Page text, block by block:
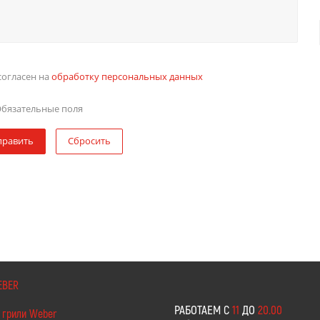
на обработку персональных данных
поля
Сбросить
Weber РАБОТАЕМ С 11 ДО 20.00